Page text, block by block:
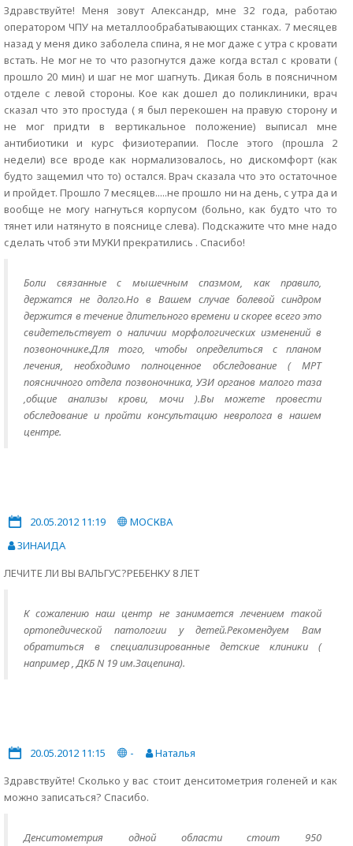
Здравствуйте! Меня зовут Александр, мне 32 года, работаю
оператором ЧПУ на металлообрабатывающих станках. 7 месяцев
назад у меня дико заболела спина, я не мог даже с утра с кровати
встать. Не мог не то что разогнутся даже когда встал с кровати (
прошло 20 мин) и шаг не мог шагнуть. Дикая боль в поясничном
отделе с левой стороны. Кое как дошел до поликлиники, врач
сказал что это простуда ( я был перекошен на правую сторону и
не мог придти в вертикальное положение) выписал мне
антибиотики и курс физиотерапии. После этого (прошла 2
недели) все вроде как нормализовалось, но дискомфорт (как
будто защемил что то) остался. Врач сказала что это остаточное
и пройдет. Прошло 7 месяцев.....не прошло ни на день, с утра да и
вообще не могу нагнуться корпусом (больно, как будто что то
тянет или натянуто в пояснице слева). Подскажите что мне надо
сделать чтоб эти МУКИ прекратились . Спасибо!
Боли связанные с мышечным спазмом, как правило,
держатся не долго.Но в Вашем случае болевой синдром
держится в течение длительного времени и скорее всего это
свидетельствует о наличии морфологических изменений в
позвоночнике.Для того, чтобы определиться с планом
лечения, необходимо полноценное обследование ( МРТ
поясничного отдела позвоночника, УЗИ органов малого таза
,общие анализы крови, мочи ).Вы можете провести
обследование и пройти консультацию невролога в нашем
центре.
20.05.2012 11:19
МОСКВА
ЗИНАИДА
ЛЕЧИТЕ ЛИ ВЫ ВАЛЬГУС?РЕБЕНКУ 8 ЛЕТ
К сожалению наш центр не занимается лечением такой
ортопедической патологии у детей.Рекомендуем Вам
обратиться в специализированные детские клиники (
например , ДКБ N 19 им.Зацепина).
20.05.2012 11:15 -
Наталья
Здравствуйте! Сколько у вас стоит денситометрия голеней и как
можно записаться? Спасибо.
Денситометрия одной области стоит 950